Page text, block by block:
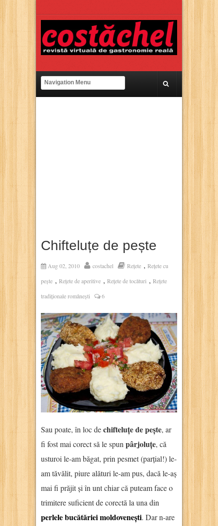
Chifteluțe de pește
Aug 02, 2010 costachel Rețete , Rețete cu
pește , Rețete de aperitive , Rețete de tocături , Rețete
tradiționale românești
6
Sau poate, în loc dechifteluțe de pește, ar
fi fost mai corect să le spun pârjoluțe, că
usturoi le-am băgat, prin pesmet (parțial!) le-
am tăvălit, piure alături le-am pus, dacă le-aș
mai fi prăjit și în unt chiar că puteam face o
trimitere suficient de corectă la una din
perlele bucătăriei moldovenești. Dar n-are